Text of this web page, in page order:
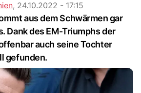
, 24.10.2022 - 17:15
aus dem Schwärmen gar
Dank des EM-Triumphs der
auch seine Tochter
gefunden.